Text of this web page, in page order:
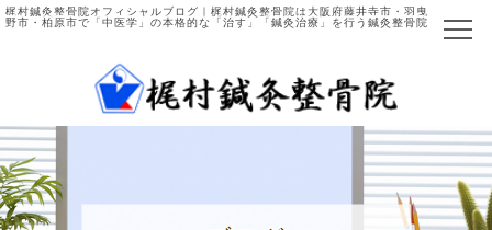
梶村鍼灸整骨院オフィシャルブログ｜梶村鍼灸整骨院は大阪府藤井寺市・羽曳
野市・柏原市で「中医学」の本格的な「治す」「鍼灸治療」を行う鍼灸整骨院
当院について
院長ご紹介